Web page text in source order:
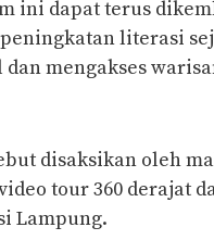
ini dapat terus
literasi
mengakses
disaksikan oleh
tour 360 derajat
Lampung.